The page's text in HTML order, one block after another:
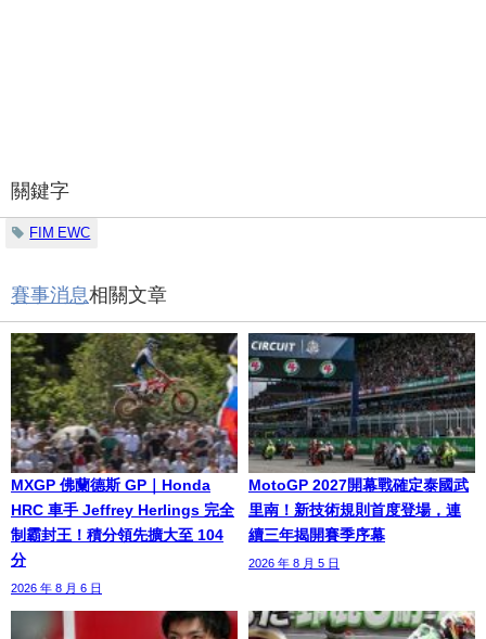
關鍵字
FIM EWC
賽事消息相關文章
MXGP 佛蘭德斯 GP｜Honda
HRC 車手 Jeffrey Herlings 完全
制霸封王！積分領先擴大至 104
分
2026 年 8 月 6 日
MotoGP 2027開幕戰確定泰國武
里南！新技術規則首度登場，連
續三年揭開賽季序幕
2026 年 8 月 5 日